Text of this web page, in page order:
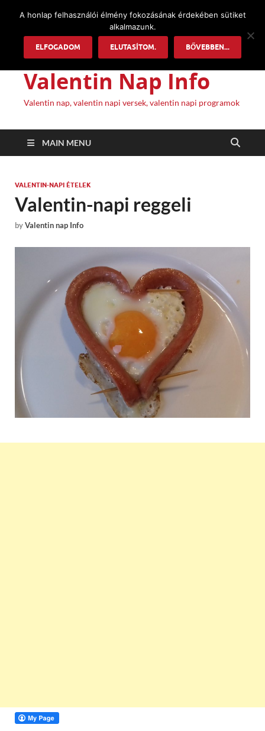
Valentin Nap Info
Valentin nap, valentin napi versek, valentin napi programok
MAIN MENU
VALENTIN-NAPI ÉTELEK
Valentin-napi reggeli
byValentin nap Info
A honlap felhasználói élmény fokozásának érdekében sütiket
alkalmazunk.
ELFOGADOM ELUTASÍTOM. BŐVEBBEN...